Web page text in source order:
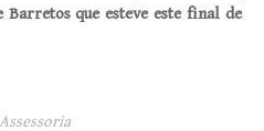
que esteve este final de